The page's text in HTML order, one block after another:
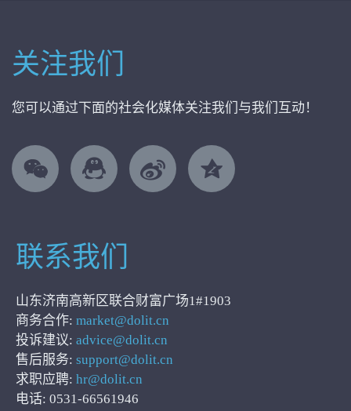
关注我们
您可以通过下面的社会化媒体关注我们与我们互动！
联系我们
山东济南高新区联合财富广场1#1903
商务合作: market@dolit.cn
投诉建议: advice@dolit.cn
售后服务: support@dolit.cn
求职应聘: hr@dolit.cn
电话: 0531-66561946